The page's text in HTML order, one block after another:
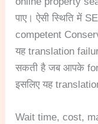
पाए। ऐसी स्थिति में
competent
यह translation
सकती है जब आपके
इसलिए यह
Wait time, cost,